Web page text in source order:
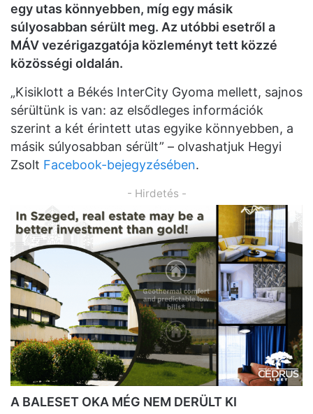
egy utas könnyebben, míg egy másik
súlyosabban sérült meg. Az utóbbi esetről a
MÁV vezérigazgatója közleményt tett közzé
közösségi oldalán.
„Kisiklott a Békés InterCity Gyoma mellett, sajnos
sérültünk is van: az elsődleges információk
szerint a két érintett utas egyike könnyebben, a
másik súlyosabban sérült” – olvashatjuk Hegyi
Zsolt Facebook-bejegyzésében.
- Hirdetés -
A BALESET OKA MÉG NEM DERÜLT KI